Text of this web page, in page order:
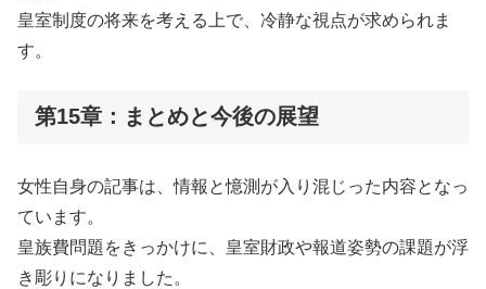
皇室制度の将来を考える上で、冷静な視点が求められま
す。
第15章：まとめと今後の展望
女性自身の記事は、情報と憶測が入り混じった内容となっ
ています。
皇族費問題をきっかけに、皇室財政や報道姿勢の課題が浮
き彫りになりました。